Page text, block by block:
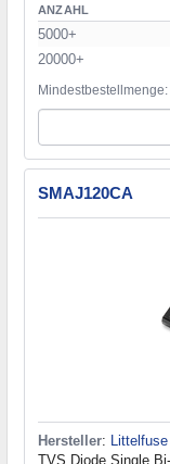
ANZAHL
5000+
20000+
SMAJ120CA
Hersteller: Littelfuse
TVS Diode Single